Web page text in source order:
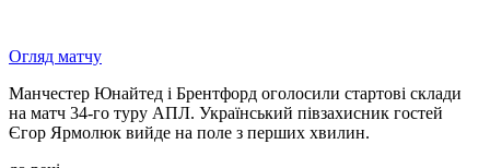
Огляд матчу
Манчестер Юнайтед і Брентфорд оголосили стартові склади
на матч 34-го туру АПЛ. Український півзахисник гостей
Єгор Ярмолюк вийде на поле з перших хвилин.